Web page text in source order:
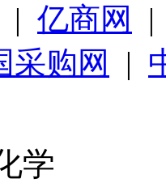
| 亿商网
采购网 |
学